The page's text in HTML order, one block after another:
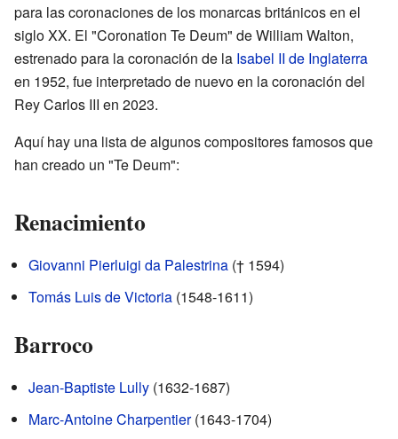
para las coronaciones de los monarcas británicos en el
siglo XX. El "Coronation Te Deum" de William Walton,
estrenado para la coronación de la Isabel II de Inglaterra
en 1952, fue interpretado de nuevo en la coronación del
Rey Carlos III en 2023.
Aquí hay una lista de algunos compositores famosos que
han creado un "Te Deum":
Renacimiento
Giovanni Pierluigi da Palestrina († 1594)
Tomás Luis de Victoria (1548-1611)
Barroco
Jean-Baptiste Lully (1632-1687)
Marc-Antoine Charpentier(1643-1704)